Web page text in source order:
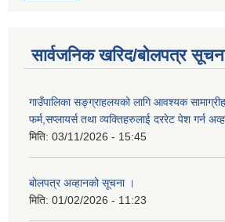
सार्वजनिक खरिद/बोलपत्र
गाउँपालिका सङ्ग्राहलयको लागि आवश्यक
फर्म,सप्लायर्स तथा व्यक्तिहरुलाई दररेट पेश गर्न
मिति: 03/11/2026 - 15:45
बोलपत्र अव्हानको सूचना ।
मिति: 01/02/2026 - 11:23